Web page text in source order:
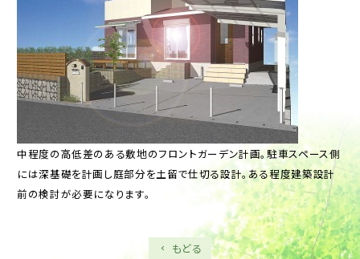
中程度の高低差のある敷地のフロントガーデン計画。駐車スペース側
には深基礎を計画し庭部分を土留で仕切る設計。ある程度建築設計
前の検討が必要になります。
もどる